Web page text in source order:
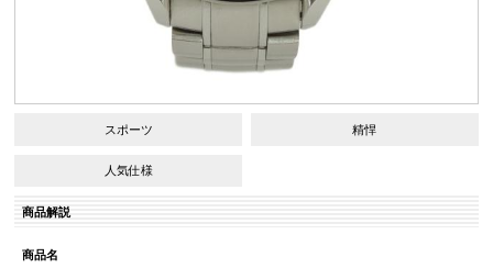
スポーツ 精悍
人気仕様
商品解説
商品名